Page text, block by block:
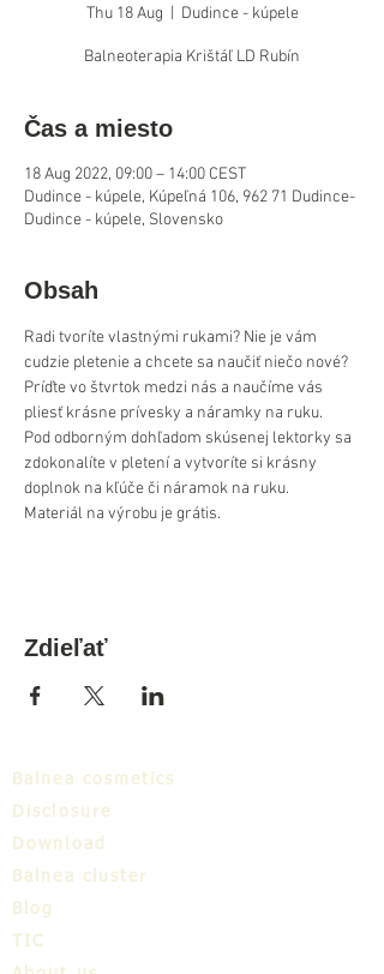
Thu 18 Aug Dudince - kúpele
Balneoterapia Krištáľ LD Rubín
Čas a miesto
18 Aug 2022, 09:00 – 14:00 CEST
Dudince - kúpele, Kúpeľná 106, 962 71 Dudince-
Dudince - kúpele, Slovensko
Obsah
Radi tvoríte vlastnými rukami? Nie je vám
cudzie pletenie a chcete sa naučiť niečo nové?
Príďte vo štvrtok medzi nás a naučíme vás
pliesť krásne prívesky a náramky na ruku.
Pod odborným dohľadom skúsenej lektorky sa
zdokonalíte v pletení a vytvoríte si krásny
doplnok na kľúče či náramok na ruku.
Materiál na výrobu je grátis.
Zdieľať
Balnea cosmetics
Disclosure
Download
Balnea cluster
Blog
TIC